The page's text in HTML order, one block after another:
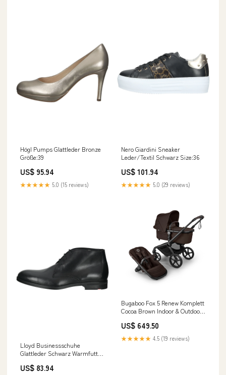
Högl Pumps Glattleder Bronze
Größe:39
US$ 95.94
★★★★★ 5.0 (15 reviews)
Nero Giardini Sneaker
Leder/Textil Schwarz Size:36
US$ 101.94
★★★★★ 5.0 (29 reviews)
Lloyd Businessschuhe
Glattleder Schwarz Warmfutter
US$ 83.94
Bugaboo Fox 5 Renew Komplett
Cocoa Brown Indoor & Outdoor
US$ 649.50
★★★★★ 4.5 (19 reviews)